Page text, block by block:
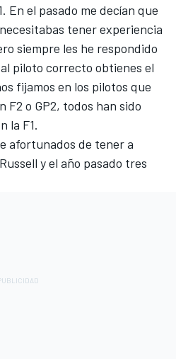
En el pasado me decían que
tener experiencia
siempre les he respondido
piloto correcto obtienes el
fijamos en los pilotos que
F2 o GP2, todos han sido
la F1.
afortunados de tener a
y el año pasado tres